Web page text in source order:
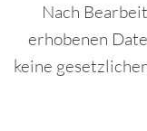
Nach
erhobenen
keine